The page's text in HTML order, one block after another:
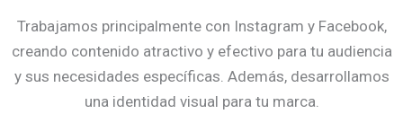
Trabajamos principalmente con Instagram y Facebook,
creando contenido atractivo y efectivo para tu audiencia
y sus necesidades específicas. Además, desarrollamos
una identidad visual para tu marca.